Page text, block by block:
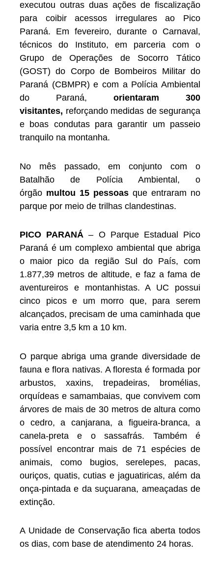
executou outras duas ações de fiscalização
para coibir acessos irregulares ao Pico
Paraná. Em fevereiro, durante o Carnaval,
técnicos do Instituto, em parceria com o
Grupo de Operações de Socorro Tático
(GOST) do Corpo de Bombeiros Militar do
Paraná (CBMPR) e com a Polícia Ambiental
do Paraná, orientaram 300
visitantes, reforçando medidas de segurança
e boas condutas para garantir um passeio
tranquilo na montanha.
No mês passado, em conjunto com o
Batalhão de Polícia Ambiental, o
órgão multou 15 pessoas que entraram no
parque por meio de trilhas clandestinas.
PICO PARANÁ – O Parque Estadual Pico
Paraná é um complexo ambiental que abriga
o maior pico da região Sul do País, com
1.877,39 metros de altitude, e faz a fama de
aventureiros e montanhistas. A UC possui
cinco picos e um morro que, para serem
alcançados, precisam de uma caminhada que
varia entre 3,5 km a 10 km.
O parque abriga uma grande diversidade de
fauna e flora nativas. A floresta é formada por
arbustos, xaxins, trepadeiras, bromélias,
orquídeas e samambaias, que convivem com
árvores de mais de 30 metros de altura como
o cedro, a canjarana, a figueira-branca, a
canela-preta e o sassafrás. Também é
possível encontrar mais de 71 espécies de
animais, como bugios, serelepes, pacas,
ouriços, quatis, cutias e jaguatiricas, além da
onça-pintada e da suçuarana, ameaçadas de
extinção.
A Unidade de Conservação fica aberta todos
os dias, com base de atendimento 24 horas.